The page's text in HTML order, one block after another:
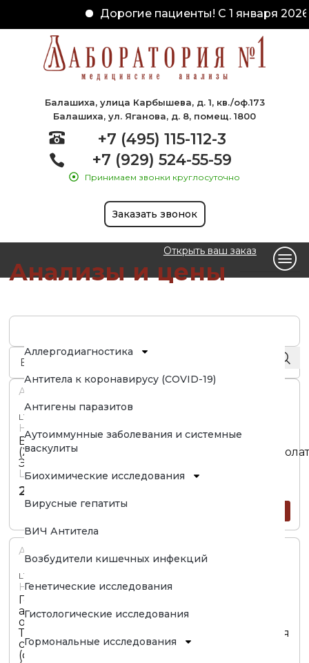
Дорогие пациенты! С 1 января
Балашиха, улица Карбышева, д. 1, кв./оф.173
Балашиха, ул. Яганова, д. 8, помещ. 1800
+7 (495) 115-112-3
+7 (929) 524-55-59
Принимаем звонки круглосуточно
Заказать звонок
Открыть ваш заказ
Анализы и цены
Аллергодиагностика
Антитела к коронавирусу (COVID-19)
Антигены паразитов
Аутоиммунные заболевания и системные
васкулиты
Биохимические исследования
Вирусные гепатиты
ВИЧ Антитела
Возбудители кишечных инфекций
Генетические исследования
Гистологические исследования
Гормональные исследования
Артикул
L18.50.00.0.014
Наименование
Биохимическая диагностика анемий
Эритропоэтин)
Цена
2900
Артикул
L18.50.00.0.036
Наименование
Гематологический, диагностика анемий (Кл.
анализ крови; Ретикулоциты; Билирубин
общ.; Билирубин пр.; Железо; Ферритин;
Трансферрин; Латентная железосвязывающая
способность сыворотки (НЖСС); Витамин В9
(фолиевая кислота); Витамин В12